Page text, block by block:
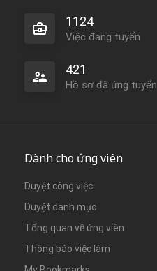
1124
Việc đang tuyển
421
Hồ sơ đã ứng tuyển
Dành cho ứng viên
Duyệt công việc
Duyệt danh mục
Tổng quan về ứng viên
Thông báo việc làm